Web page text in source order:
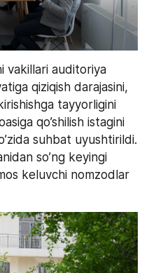
vakillari auditoriya
qiziqish darajasini,
tayyorligini
qo’shilish istagini
suhbat uyushtirildi.
so’ng keyingi
keluvchi nomzodlar